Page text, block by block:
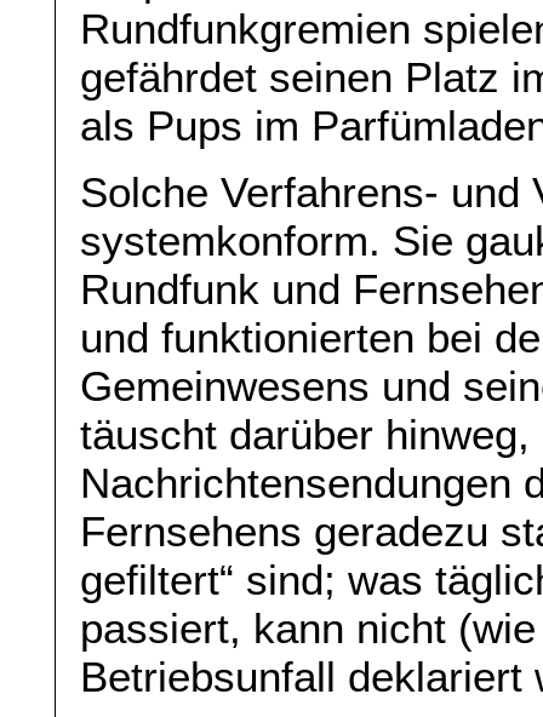
Rundfunkgremien
gefährdet seinen Platz
als Pups im
Solche Verfahrens- und
systemkonform. Sie
Rundfunk und
und funktionierten bei
Gemeinwesens und
täuscht darüber
Nachrichtensendungen
Fernsehens geradezu
gefiltert“ sind; was
passiert, kann nicht
Betriebsunfall deklariert